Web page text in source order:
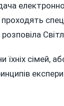
їхніх сімей,